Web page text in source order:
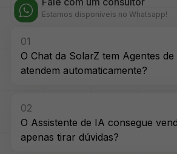
Estamos disponíveis no Whatsapp!
01
O Chat da SolarZ tem Agentes de
atendem automaticamente?
02
O Assistente de IA consegue
apenas tirar dúvidas?